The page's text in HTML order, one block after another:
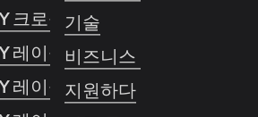
크로싱 1
레이싱
레이싱 VR
기술
비즈니스 가이드
지원하다